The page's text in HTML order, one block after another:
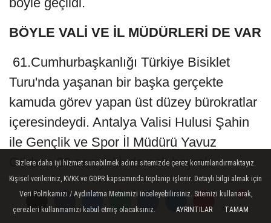
Yorumlar
Yorumlar
BÖYLE VALİ VE İL MÜDÜRLERİ DE VAR
61.Cumhurbaşkanlığı Türkiye Bisiklet
Turu'nda yaşanan bir başka gerçekte
kamuda görev yapan üst düzey bürokratlar
içeresindeydi. Antalya Valisi Hulusi Şahin
ile Gençlik ve Spor İl Müdürü Yavuz
Gürhan 20 saniyelik damalı bayrak
pozisyonunda protokolü oluşturmak üzere
Patara'ya geldi. Şahin ve Gürhan sırf bu
Sizlere daha iyi hizmet sunabilmek adına sitemizde çerez konumlandırmaktayız.
Kişisel verileriniz, KVKK ve GDPR kapsamında toplanıp işlenir. Detaylı bilgi almak için
Veri Politikamızı / Aydınlatma Metnimizi inceleyebilirsiniz. Sitemizi kullanarak,
çerezleri kullanmamızı kabul etmiş olacaksınız.
AYRINTILAR TAMAM